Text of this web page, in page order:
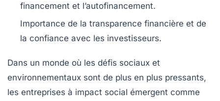
financement et l’autofinancement.
Importance de la transparence financière et de
la confiance avec les investisseurs.
Dans un monde où les défis sociaux et
environnementaux sont de plus en plus pressants,
les entreprises à impact social émergent comme